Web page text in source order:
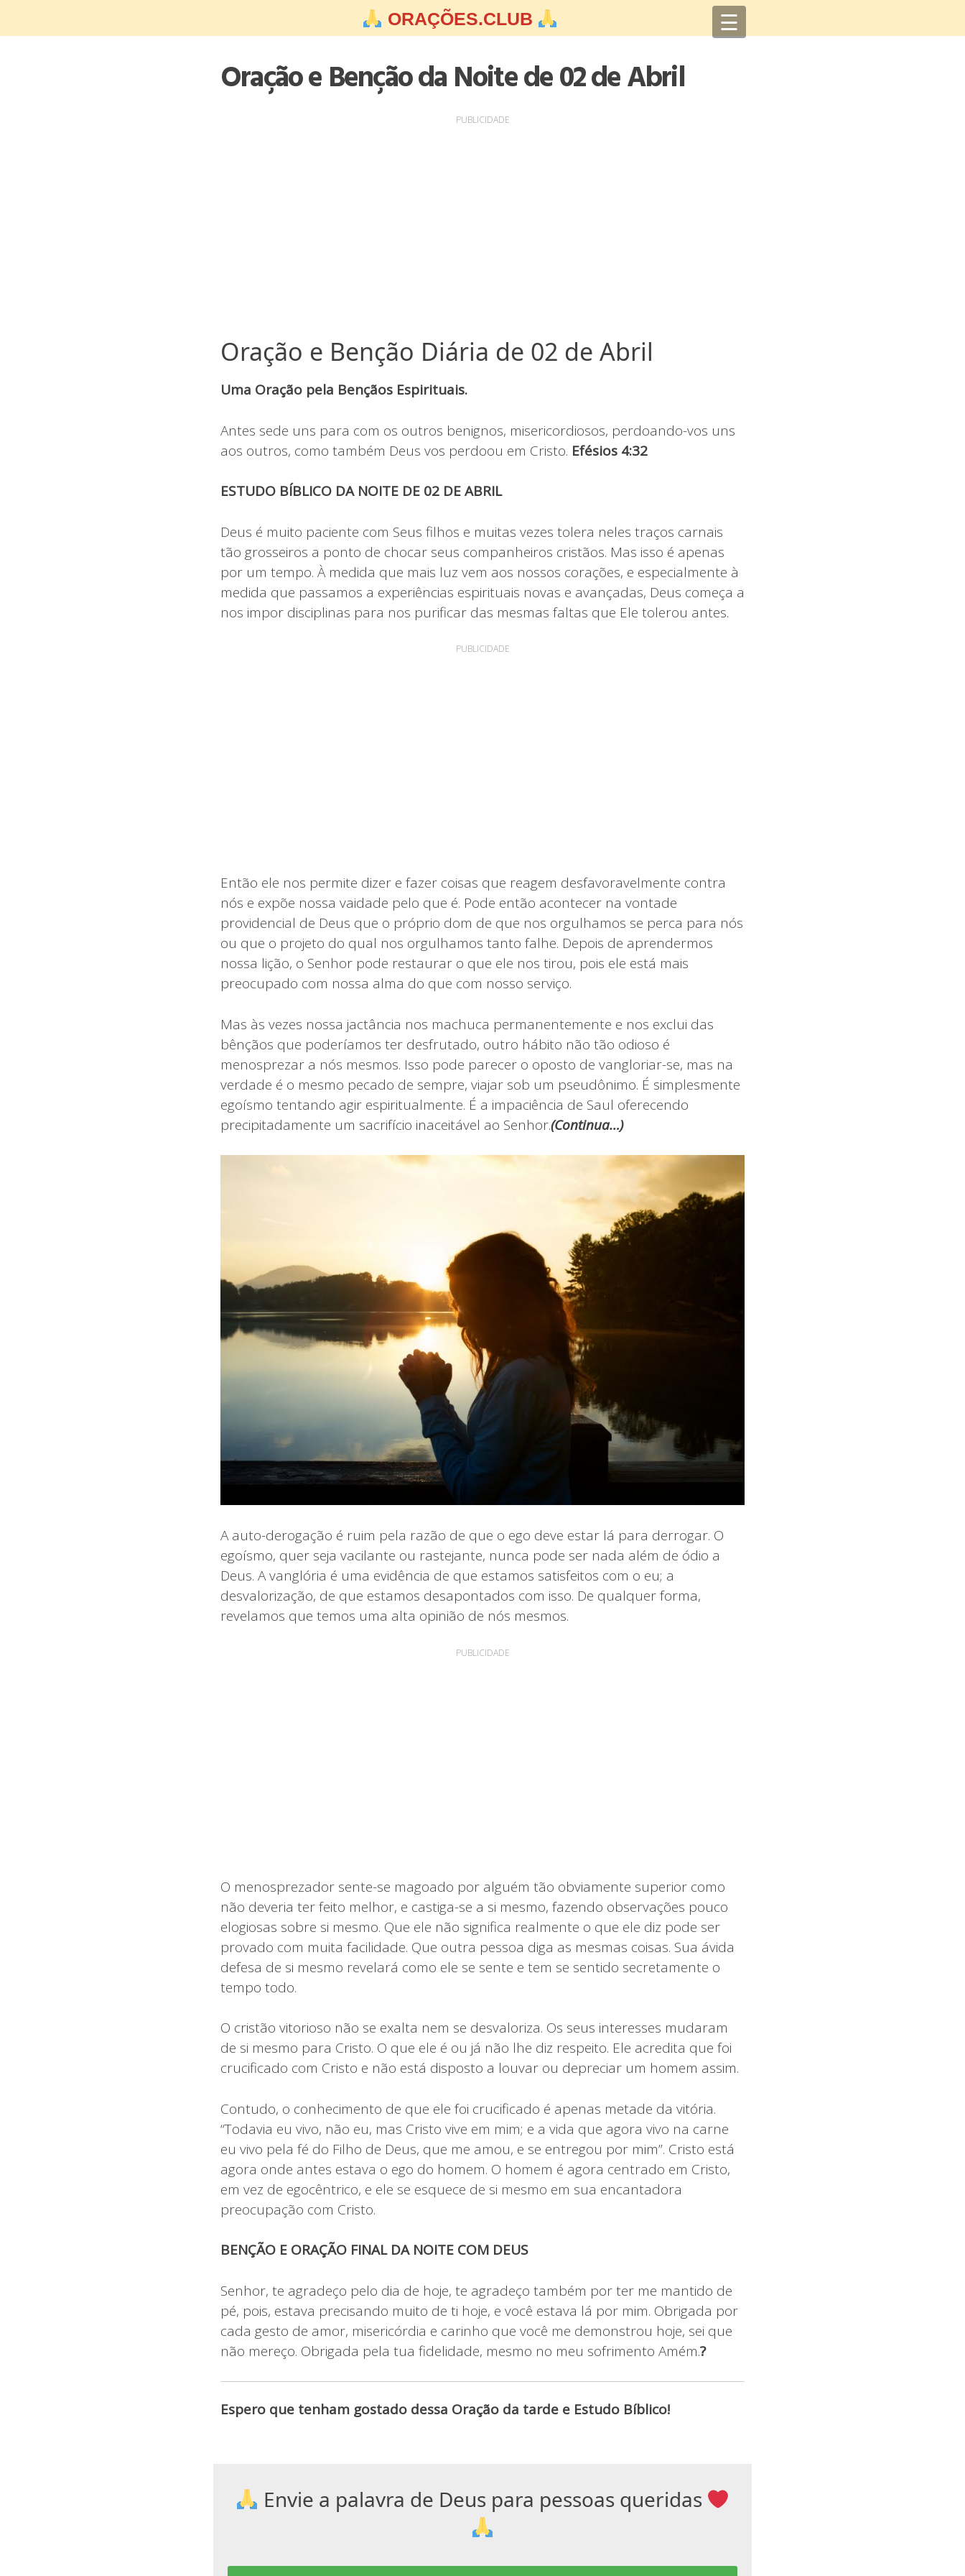
ORAÇÕES.CLUB ☰
Oração e Benção da Noite de 02 de Abril
PUBLICIDADE
Oração e Benção Diária de 02 de Abril
Uma Oração pela Bençãos Espirituais.
Antes sede uns para com os outros benignos, misericordiosos, perdoando-vos uns
aos outros, como também Deus vos perdoou em Cristo. Efésios 4:32
ESTUDO BÍBLICO DA NOITE DE 02 DE ABRIL
Deus é muito paciente com Seus filhos e muitas vezes tolera neles traços carnais
tão grosseiros a ponto de chocar seus companheiros cristãos. Mas isso é apenas
por um tempo. À medida que mais luz vem aos nossos corações, e especialmente à
medida que passamos a experiências espirituais novas e avançadas, Deus começa a
nos impor disciplinas para nos purificar das mesmas faltas que Ele tolerou antes.
PUBLICIDADE
Então ele nos permite dizer e fazer coisas que reagem desfavoravelmente contra
nós e expõe nossa vaidade pelo que é. Pode então acontecer na vontade
providencial de Deus que o próprio dom de que nos orgulhamos se perca para nós
ou que o projeto do qual nos orgulhamos tanto falhe. Depois de aprendermos
nossa lição, o Senhor pode restaurar o que ele nos tirou, pois ele está mais
preocupado com nossa alma do que com nosso serviço.
Mas às vezes nossa jactância nos machuca permanentemente e nos exclui das
bênçãos que poderíamos ter desfrutado, outro hábito não tão odioso é
menosprezar a nós mesmos. Isso pode parecer o oposto de vangloriar-se, mas na
verdade é o mesmo pecado de sempre, viajar sob um pseudônimo. É simplesmente
egoísmo tentando agir espiritualmente. É a impaciência de Saul oferecendo
precipitadamente um sacrifício inaceitável ao Senhor.(Continua…)
A auto-derogação é ruim pela razão de que o ego deve estar lá para derrogar. O
egoísmo, quer seja vacilante ou rastejante, nunca pode ser nada além de ódio a
Deus. A vanglória é uma evidência de que estamos satisfeitos com o eu; a
desvalorização, de que estamos desapontados com isso. De qualquer forma,
revelamos que temos uma alta opinião de nós mesmos.
PUBLICIDADE
O menosprezador sente-se magoado por alguém tão obviamente superior como
não deveria ter feito melhor, e castiga-se a si mesmo, fazendo observações pouco
elogiosas sobre si mesmo. Que ele não significa realmente o que ele diz pode ser
provado com muita facilidade. Que outra pessoa diga as mesmas coisas. Sua ávida
defesa de si mesmo revelará como ele se sente e tem se sentido secretamente o
tempo todo.
O cristão vitorioso não se exalta nem se desvaloriza. Os seus interesses mudaram
de si mesmo para Cristo. O que ele é ou já não lhe diz respeito. Ele acredita que foi
crucificado com Cristo e não está disposto a louvar ou depreciar um homem assim.
Contudo, o conhecimento de que ele foi crucificado é apenas metade da vitória.
“Todavia eu vivo, não eu, mas Cristo vive em mim; e a vida que agora vivo na carne
eu vivo pela fé do Filho de Deus, que me amou, e se entregou por mim”. Cristo está
agora onde antes estava o ego do homem. O homem é agora centrado em Cristo,
em vez de egocêntrico, e ele se esquece de si mesmo em sua encantadora
preocupação com Cristo.
BENÇÃO E ORAÇÃO FINAL DA NOITE COM DEUS
Senhor, te agradeço pelo dia de hoje, te agradeço também por ter me mantido de
pé, pois, estava precisando muito de ti hoje, e você estava lá por mim. Obrigada por
cada gesto de amor, misericórdia e carinho que você me demonstrou hoje, sei que
não mereço. Obrigada pela tua fidelidade, mesmo no meu sofrimento Amém.?
Espero que tenham gostado dessa Oração da tarde e Estudo Bíblico!
Envie a palavra de Deus para pessoas queridas